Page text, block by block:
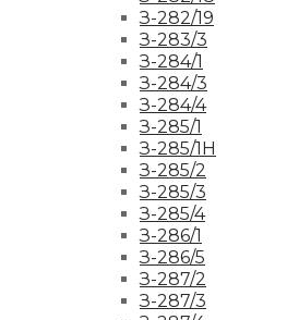
З-282/19
З-283/3
З-284/1
З-284/3
З-284/4
З-285/1
З-285/1Н
З-285/2
З-285/3
З-285/4
З-286/1
З-286/5
З-287/2
З-287/3